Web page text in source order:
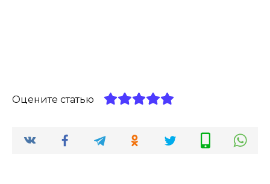
Оцените статью